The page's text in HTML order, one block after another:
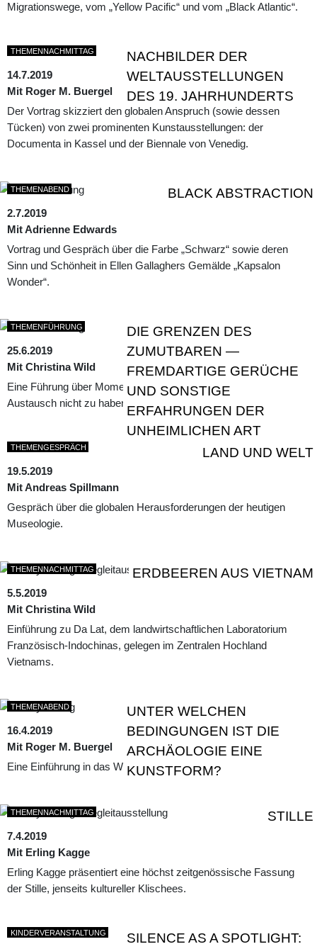
Migrationswege, vom „Yellow Pacific“ und vom „Black Atlantic“.
NACHBILDER DER
WELTAUSSTELLUNGEN
DES 19. JAHRHUNDERTS
THEMENNACHMITTAG
14.7.2019
Mit Roger M. Buergel
Der Vortrag skizziert den globalen Anspruch (sowie dessen
Tücken) von zwei prominenten Kunstausstellungen: der
Documenta in Kassel und der Biennale von Venedig.
BLACK ABSTRACTION
THEMENABEND
2.7.2019
Mit Adrienne Edwards
Vortrag und Gespräch über die Farbe „Schwarz“ sowie deren
Sinn und Schönheit in Ellen Gallaghers Gemälde „Kapsalon
Wonder“.
DIE GRENZEN DES
ZUMUTBAREN —
FREMDARTIGE GERÜCHE
UND SONSTIGE
ERFAHRUNGEN DER
UNHEIMLICHEN ART
THEMENFÜHRUNG
25.6.2019
Mit Christina Wild
Eine Führung über Momente der Irritation, ohne die globaler
Austausch nicht zu haben ist.
LAND UND WELT
THEMENGESPRÄCH
19.5.2019
Mit Andreas Spillmann
Gespräch über die globalen Herausforderungen der heutigen
Museologie.
ERDBEEREN AUS VIETNAM
THEMENNACHMITTAG
5.5.2019
Mit Christina Wild
Einführung zu Da Lat, dem landwirtschaftlichen Laboratorium
Französisch-Indochinas, gelegen im Zentralen Hochland
Vietnams.
UNTER WELCHEN
BEDINGUNGEN IST DIE
ARCHÄOLOGIE EINE
KUNSTFORM?
THEMENABEND
16.4.2019
Mit Roger M. Buergel
Eine Einführung in das Werk von Tiffany Chung
STILLE
THEMENNACHMITTAG
7.4.2019
Mit Erling Kagge
Erling Kagge präsentiert eine höchst zeitgenössische Fassung
der Stille, jenseits kultureller Klischees.
SILENCE AS A SPOTLIGHT:
KINDERVERANSTALTUNG